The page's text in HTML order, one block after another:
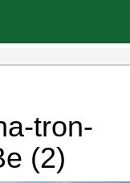
tron-
(2)